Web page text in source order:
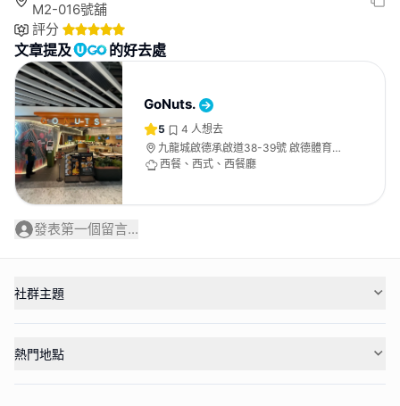
M2-016號舖
評分
文章提及 的好去處
GoNuts.
5 4 人想去
九龍城啟德承啟道38-39號 啟德體育園
啟德零售館2 G樓M2-016號舖
西餐、西式、西餐廳
發表第一個留言...
社群主題
熱門地點